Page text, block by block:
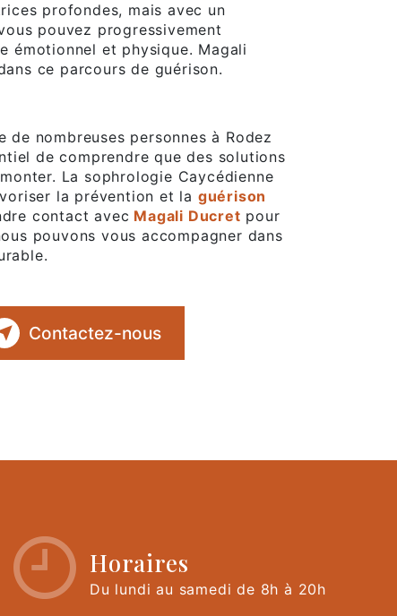
profondes, mais avec un
pouvez progressivement
émotionnel et physique. Magali
ce parcours de guérison.
nombreuses personnes à Rodez
de comprendre que des solutions
La sophrologie Caycédienne
la prévention et la guérison
contact avec Magali Ducret pour
pouvons vous accompagner dans
Contactez-nous
Horaires
Du lundi au samedi de 8h à 20h